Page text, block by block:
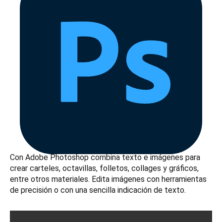
Con Adobe Photoshop combina texto e imágenes para
crear carteles, octavillas, folletos, collages y gráficos,
entre otros materiales. Edita imágenes con herramientas
de precisión o con una sencilla indicación de texto.